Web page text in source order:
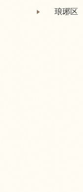
琅琊区